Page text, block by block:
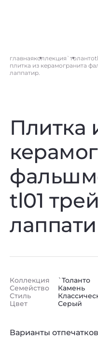
главнаяколлекция `толанто
плитка из керамогранита
лаппатир.
Плитка
tl01
Коллекция
Семейство
Стиль
Цвет
`Толанто
Камень
Серый
Варианты отпечатков